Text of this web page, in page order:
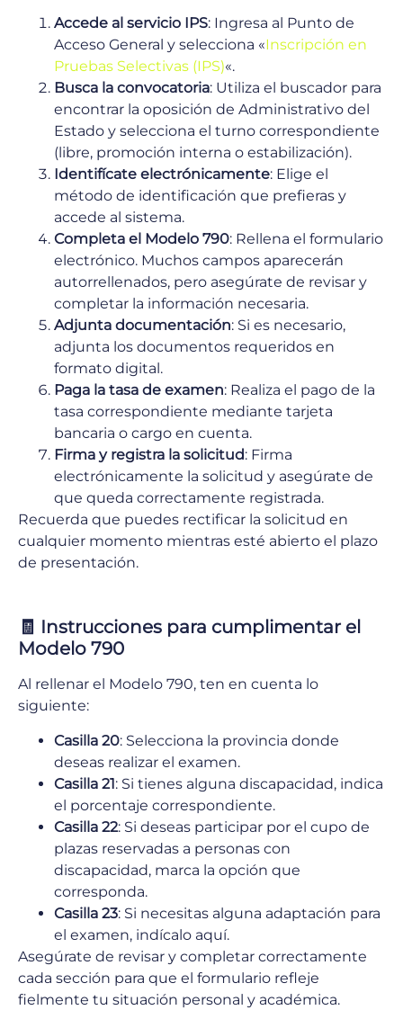
Accede al servicio IPS: Ingresa al Punto de
Acceso General y selecciona «Inscripción en
Pruebas Selectivas (IPS)«.
Busca la convocatoria: Utiliza el buscador para
encontrar la oposición de Administrativo del
Estado y selecciona el turno correspondiente
(libre, promoción interna o estabilización).
Identifícate electrónicamente: Elige el
método de identificación que prefieras y
accede al sistema.
Completa el Modelo 790: Rellena el formulario
electrónico. Muchos campos aparecerán
autorrellenados, pero asegúrate de revisar y
completar la información necesaria.
Adjunta documentación: Si es necesario,
adjunta los documentos requeridos en
formato digital.
Paga la tasa de examen: Realiza el pago de la
tasa correspondiente mediante tarjeta
bancaria o cargo en cuenta.
Firma y registra la solicitud: Firma
electrónicamente la solicitud y asegúrate de
que queda correctamente registrada.
Recuerda que puedes rectificar la solicitud en
cualquier momento mientras esté abierto el plazo
de presentación.
🧾 Instrucciones para cumplimentar el
Modelo 790
Al rellenar el Modelo 790, ten en cuenta lo
siguiente:
Casilla 20: Selecciona la provincia donde
deseas realizar el examen.
Casilla 21: Si tienes alguna discapacidad, indica
el porcentaje correspondiente.
Casilla 22: Si deseas participar por el cupo de
plazas reservadas a personas con
discapacidad, marca la opción que
corresponda.
Casilla 23: Si necesitas alguna adaptación para
el examen, indícalo aquí.
Asegúrate de revisar y completar correctamente
cada sección para que el formulario refleje
fielmente tu situación personal y académica.